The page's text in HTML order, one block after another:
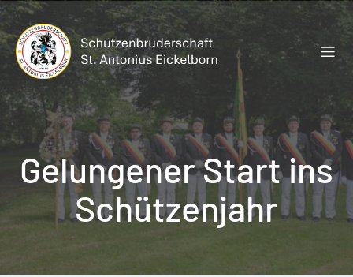
Zum
Inhalt
springen
Gelungener Start ins
Schützenjahr